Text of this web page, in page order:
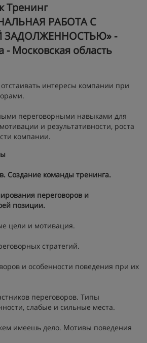
Тренинг
РАБОТА С
ЗАДОЛЖЕННОСТЬЮ» -
Московская область
интересы компании при
переговорными навыками для
и результативности, роста
компании.
Создание команды тренинга.
переговоров и
позиции.
цели и мотивация.
стратегий.
и особенности поведения при их
переговоров. Типы
слабые и сильные места.
имеешь дело. Мотивы поведения